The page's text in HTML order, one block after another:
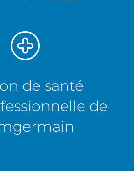
de santé
de